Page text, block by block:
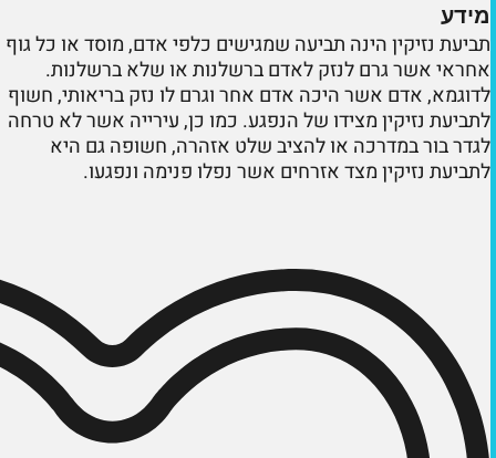
מידע
תביעת נזיקין הינה תביעה שמגישים כלפי אדם, מוסד או כל גוף
אחראי אשר גרם לנזק לאדם ברשלנות או שלא ברשלנות.
לדוגמא, אדם אשר היכה אדם אחר וגרם לו נזק בריאותי, חשוף
לתביעת נזיקין מצידו של הנפגע. כמו כן, עירייה אשר לא טרחה
לגדר בור במדרכה או להציב שלט אזהרה, חשופה גם היא
לתביעת נזיקין מצד אזרחים אשר נפלו פנימה ונפגעו.